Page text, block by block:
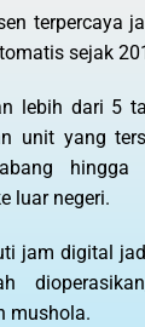
terpercaya
sejak
lebih dari 5
unit yang
hingga
luar negeri.
jam digital
mushola.